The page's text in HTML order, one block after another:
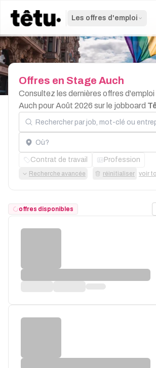
Les offres d'emploi
Offres en Stage Auch
Consultez les dernières offres
Auch pour Août 2026 sur le jobboard
Rechercher par job, mot-clé ou entreprise
Localisation
Contrat de travail Profession
Recherche avancée réinitialiser voir
offres disponibles